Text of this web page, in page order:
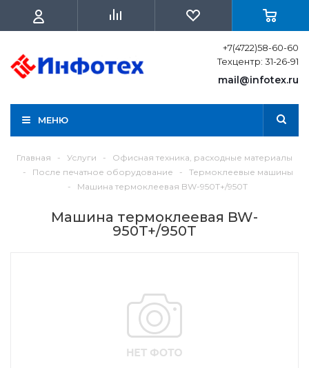
+7(4722)58-60-60
Техцентр: 31-26-91
mail@infotex.ru
МЕНЮ
Главная - Услуги -
Офисная техника, расходные материалы
-
После печатное оборудование -
Термоклеевые машины
-
Машина термоклеевая BW-950T+/950T
Машина термоклеевая BW-
950T+/950T